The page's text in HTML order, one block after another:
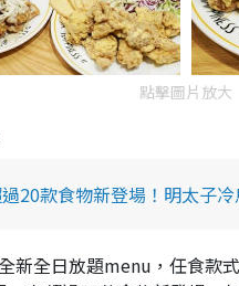
點擊圖片放大
20款食物新登場！明太子
新全日放題menu，任食款